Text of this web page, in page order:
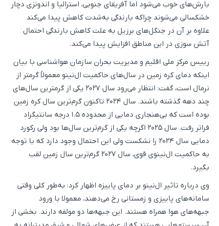
بارش‌های خوب می‌شود اما آفریقای جنوبی، استرالیا و اندونزی دچار
خشکسالی می‌شوند چراکه بارندگی به‌شدت کاهش پیدا می‌کند
علاوه بر آن در جنگل‌های برزیل به علت کاهش بارندگی احتمال
آتش سوزی در این مناطق افزایش پیدا می‌کند.
رییس مرکز ملی اقلیم و مدیریت بحران سازمان هواشناسی با بیان
اینکه دمای کره زمین در سال‌های حاکمیت ال‌نینو معمولاً گرمتر از
نرمال است، گفت: انتظار می‌رود سال ۲۰۲۷ یکی از گرمترین سال‌های
چند دهه گذشته باشند. سال ۲۰۲۴ تاکنون گرم‌ترین سال کره زمین
بوده است که بی‌هنجاری دمایی از محدوده ۱.۵ درجه سانتیگراد
فراتر رفت. سال ۲۰۲۵ اگرچه یکی از گرم‌ترین سال‌ها بود ولی رکورد
دمایی سال ۲۰۲۴ را نشکست ولی این احتمال وجود دارد که با توجه
به حاکمیت ال‌نینوی قوی، سال ۲۰۲۷ گرم‌ترین سال زمین لقب
بگیرد.
وی درباره تاثیر ال‌نینو بر دمای پاییزه اظهار کرد: به‌طور کلی وقتی
سامانه‌های پاییزی و زمستانی رخ می‌دهند، معمولا با ورود
جبهه‌های هوا همراه هستند. این جبهه‌ها دو مولفه دارند. بخشی از